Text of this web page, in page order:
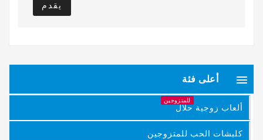
يقدم
أعلى فئة 
ألعاب زوجية حلال
للمتزوجين
كلبشات الحب للمتزوجين